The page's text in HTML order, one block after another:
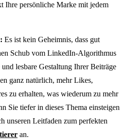
Ihre persönliche Marke mit jedem
Es ist kein Geheimnis, dass gut
Schub vom LinkedIn-Algorithmus
lesbare Gestaltung Ihrer Beiträge
ganz natürlich, mehr Likes,
zu erhalten, was wiederum zu mehr
Sie tiefer in dieses Thema einsteigen
unseren Leitfaden zum perfekten
an.